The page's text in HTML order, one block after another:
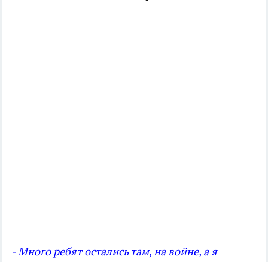
- Много ребят остались там, на войне, а я